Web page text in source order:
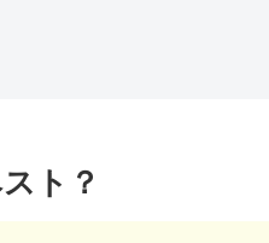
ト？